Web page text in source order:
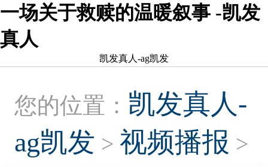
一场关于救赎的温暖叙事 -凯发
真人
凯发真人-ag凯发
您的位置： 凯发真人-
ag凯发 >视频播报 >